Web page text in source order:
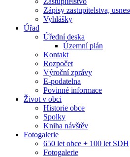
Zápisy zastupitelstva,
Vyhlášky
Úřad
Úřední deska
Územní plán
Kontakt
Rozpočet
Výroční zprávy
E-podatelna
Povinné informace
Život v obci
Historie obce
Spolky
Kniha návštěv
Fotogalerie
650 let obce + 100 let SDH
Fotogalerie